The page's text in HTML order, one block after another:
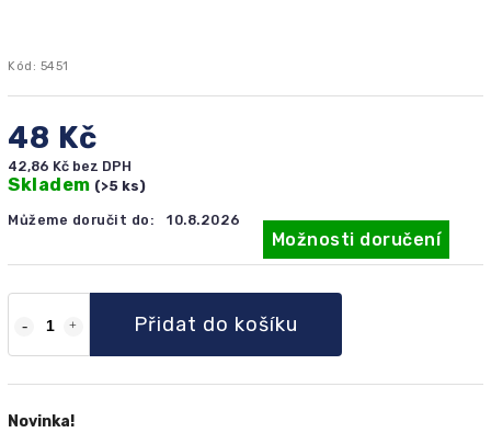
Kód: 5451
48 Kč
42,86 Kč bez DPH
Skladem (>5 ks)
Můžeme doručit do: 10.8.2026
Možnosti doručení
Přidat do košíku
Novinka!